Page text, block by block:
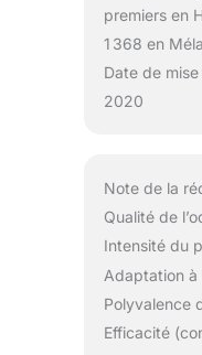
premiers en
1 368 en
Date de
2020
Note de la
Qualité de
Intensité du
Adaptation à
Polyvalence
Efficacité